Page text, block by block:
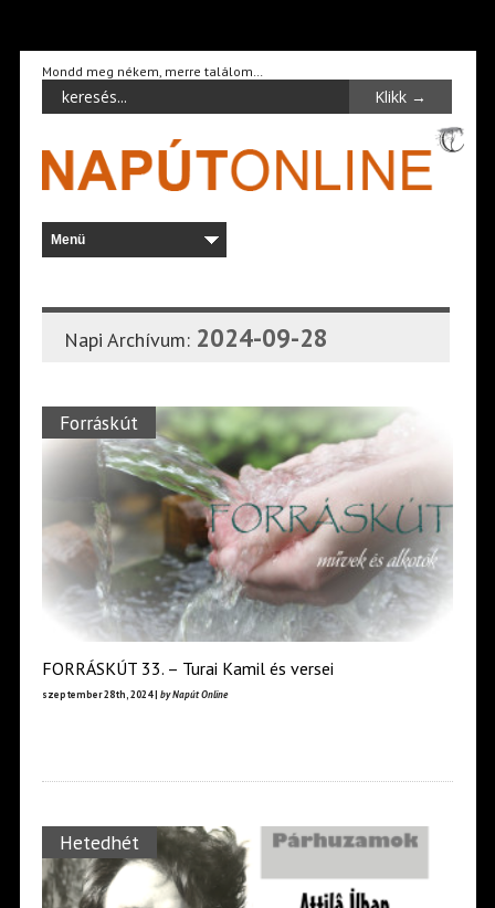
Mondd meg nékem, merre találom…
Napi Archívum: 2024-09-28
Forráskút
FORRÁSKÚT 33. – Turai Kamil és versei
szeptember 28th, 2024 | by Napút Online
Hetedhét